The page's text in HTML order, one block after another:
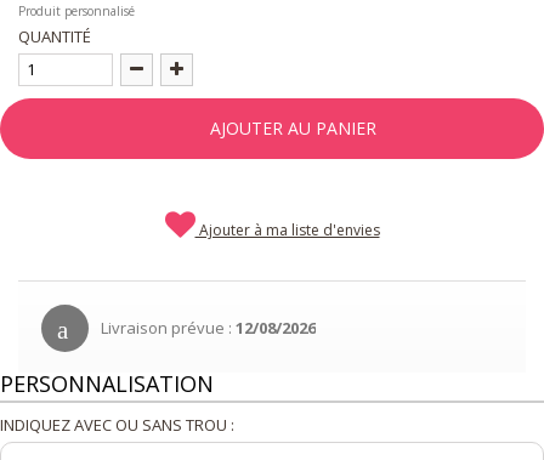
Produit personnalisé
QUANTITÉ
AJOUTER AU PANIER
Ajouter à ma liste d'envies
Livraison prévue : 12/08/2026
PERSONNALISATION
INDIQUEZ AVEC OU SANS TROU :